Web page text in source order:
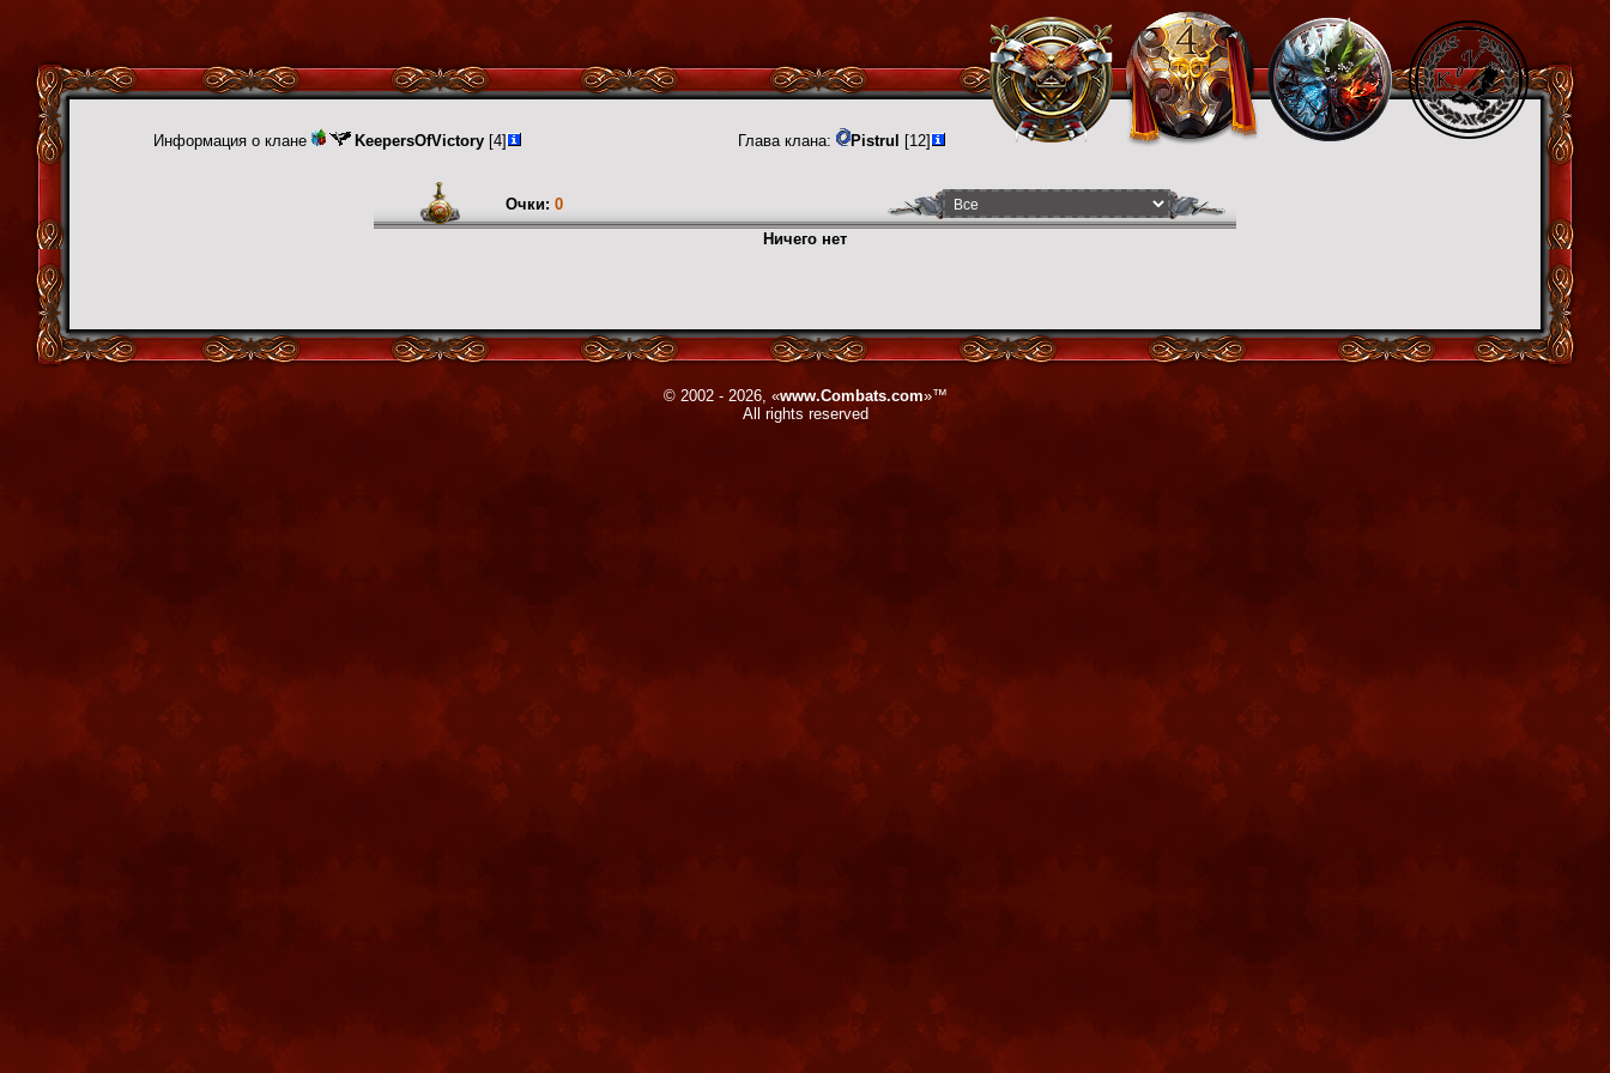
Информация о клане KeepersOfVictory [4] Глава клана: Pistrul [12]
Очки: 0
Ничего нет
© 2002 - 2026, «www.Combats.com»™
All rights reserved